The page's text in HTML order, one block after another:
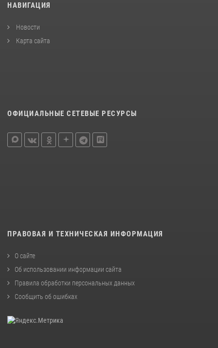
НАВИГАЦИЯ
Новости
Карта сайта
ОФИЦИАЛЬНЫЕ СЕТЕВЫЕ РЕСУРСЫ
ПРАВОВАЯ И ТЕХНИЧЕСКАЯ ИНФОРМАЦИЯ
О сайте
Об использовании информации сайта
Правила обработки персональных данных
Сообщить об ошибках